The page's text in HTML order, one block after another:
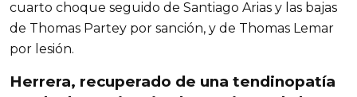
cuarto choque seguido de Santiago Arias y las bajas
de Thomas Partey por sanción, y de Thomas Lemar
por lesión.
Herrera, recuperado de una tendinopatía